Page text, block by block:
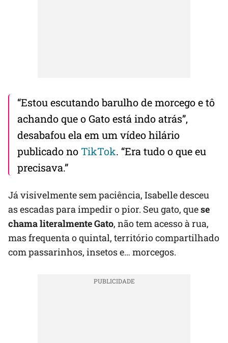
“Estou escutando barulho de morcego e tô
achando que o Gato está indo atrás”,
desabafou ela em um vídeo hilário
publicado no TikTok. “Era tudo o que eu
precisava.”
Já visivelmente sem paciência, Isabelle desceu
as escadas para impedir o pior. Seu gato, quese
chama literalmente Gato, não tem acesso à rua,
mas frequenta o quintal, território compartilhado
com passarinhos, insetos e… morcegos.